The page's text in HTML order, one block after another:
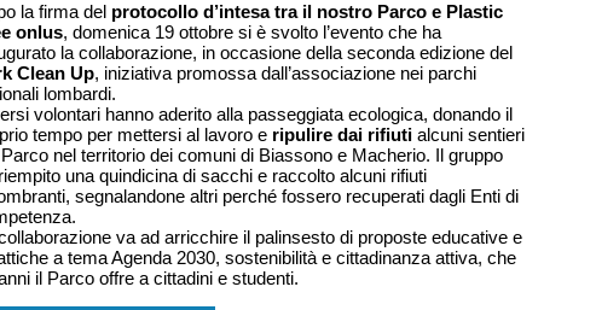
la firma del protocollo d’intesa tra il nostro Parco e Plastic
onlus, domenica 19 ottobre si è svolto l’evento che ha
la collaborazione, in occasione della seconda edizione del
Clean Up, iniziativa promossa dall’associazione nei parchi
lombardi.
volontari hanno aderito alla passeggiata ecologica, donando il
tempo per mettersi al lavoro e ripulire dai rifiuti alcuni sentieri
nel territorio dei comuni di Biassono e Macherio. Il gruppo
una quindicina di sacchi e raccolto alcuni rifiuti
segnalandone altri perché fossero recuperati dagli Enti di
va ad arricchire il palinsesto di proposte educative e
a tema Agenda 2030, sostenibilità e cittadinanza attiva, che
il Parco offre a cittadini e studenti.